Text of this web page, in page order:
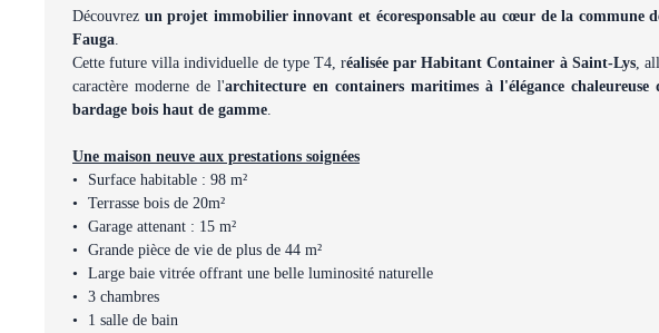
Découvrez un projet immobilier innovant et écoresponsable au cœur de la commune
Fauga.
Cette future villa individuelle de type T4, réalisée par Habitant Container à Saint-Lys,
caractère moderne de l'architecture en containers maritimes à l'élégance chaleureuse
bardage bois haut de gamme.
Une maison neuve aux prestations soignées
Surface habitable : 98 m²
Terrasse bois de 20m²
Garage attenant : 15 m²
Grande pièce de vie de plus de 44 m²
Large baie vitrée offrant une belle luminosité naturelle
3 chambres
1 salle de bain